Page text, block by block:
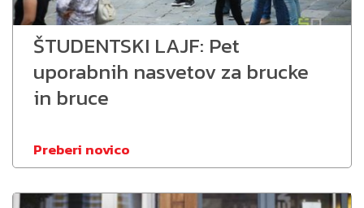
ŠTUDENTSKI LAJF: Pet
uporabnih nasvetov za brucke
in bruce
Preberi novico